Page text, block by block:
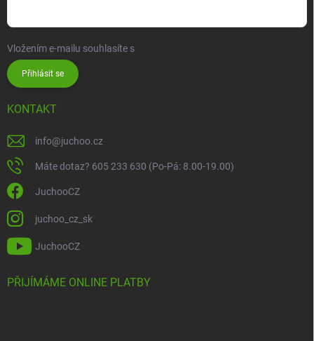
Vložením e-mailu souhlasíte s
Přihlásit se
KONTAKT
info@juchoo.cz
Máte dotaz? 605 233 630 (Po-Pá: 8.00-19.00)
JuchooCZ
juchoo_cz_sk
JuchooCZ
PŘIJÍMÁME ONLINE PLATBY